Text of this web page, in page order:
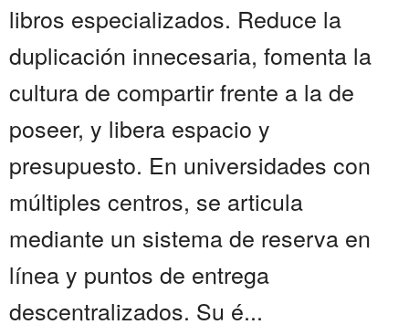
libros especializados. Reduce la
duplicación innecesaria, fomenta la
cultura de compartir frente a la de
poseer, y libera espacio y
presupuesto. En universidades con
múltiples centros, se articula
mediante un sistema de reserva en
línea y puntos de entrega
descentralizados. Su é...